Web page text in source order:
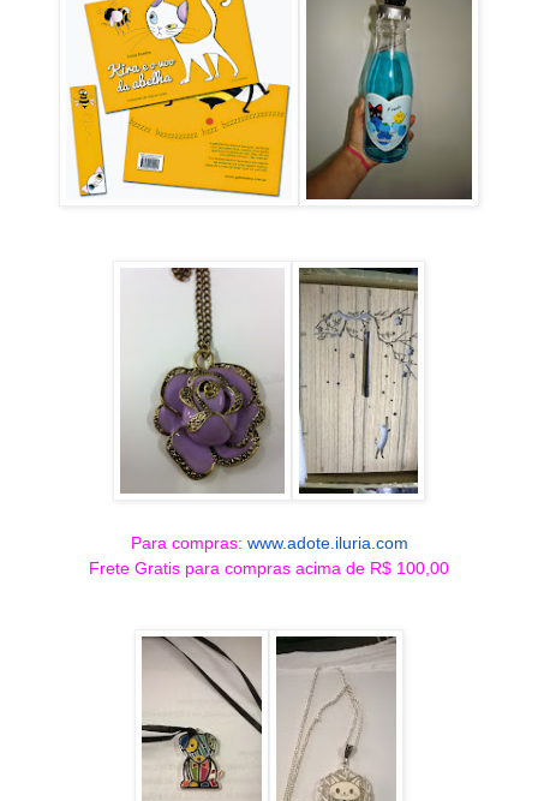
Para compras: www.adote.iluria.com
Frete Gratis para compras acima de R$ 100,00